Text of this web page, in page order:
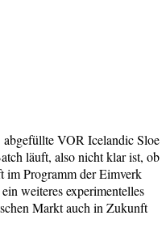
VOR Icelandic Sloe
läuft, also nicht klar ist, ob
im Programm der Eimverk
weiteres experimentelles
Markt auch in Zukunft